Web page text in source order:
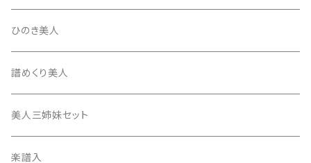
13絃用琴台（高）
消音フェルト
三角撥入（ファスナー式）
長唄・民謡撥
地唄撥
撥さや
撥滑り止めゴム
ひざゴム・胴ゴム・おひざもと
天神袋
ひのき美人
譜めくり美人
美人三姉妹セット
楽譜入